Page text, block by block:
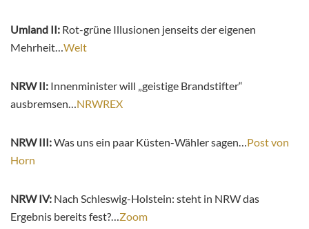
Umland II: Rot-grüne Illusionen jenseits der eigenen
Mehrheit…Welt
NRW II: Innenminister will „geistige Brandstifter“
ausbremsen…NRWREX
NRW III:Was uns ein paar Küsten-Wähler sagen…Post von
Horn
NRW IV: Nach Schleswig-Holstein: steht in NRW das
Ergebnis bereits fest?…Zoom